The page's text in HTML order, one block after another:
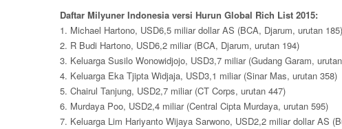
Daftar Milyuner Indonesia versi Hurun Global Rich List 2015:
1. Michael Hartono, USD6,5 miliar dollar AS (BCA, Djarum, urutan 185)
2. R Budi Hartono, USD6,2 miliar (BCA, Djarum, urutan 194)
3. Keluarga Susilo Wonowidjojo, USD3,7 miliar (Gudang Garam,
4. Keluarga Eka Tjipta Widjaja, USD3,1 miliar (Sinar Mas, urutan 358)
5. Chairul Tanjung, USD2,7 miliar (CT Corps, urutan 447)
6. Murdaya Poo, USD2,4 miliar (Central Cipta Murdaya, urutan 595)
7. Keluarga Lim Hariyanto Wijaya Sarwono, USD2,2 miliar dollar AS